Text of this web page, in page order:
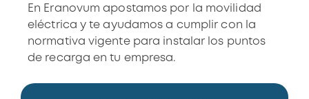
En Eranovum apostamos por la movilidad
eléctrica y te ayudamos a cumplir con la
normativa vigente para instalar los puntos
de recarga en tu empresa.